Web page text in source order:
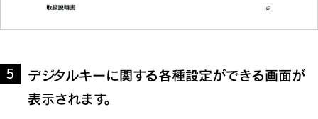
5
デジタルキーに関する各種設定ができる画面が
表示されます。